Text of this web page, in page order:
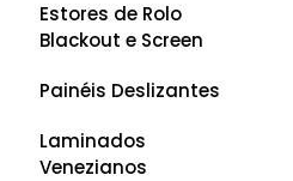
Estores de Rolo
Blackout e Screen
Painéis Deslizantes
Laminados
Venezianos